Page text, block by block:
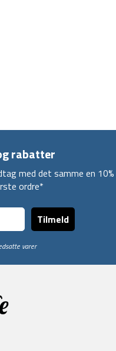
rabatter
med det samme en 10%
ordre*
Tilmeld
varer